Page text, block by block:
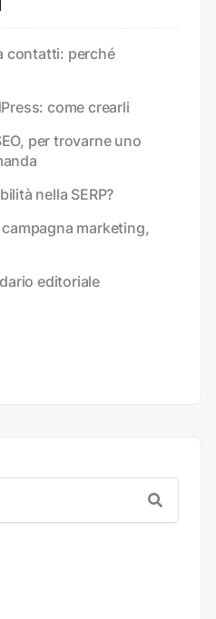
contatti: perché
come crearli
per trovarne uno
nella SERP?
marketing,
editoriale